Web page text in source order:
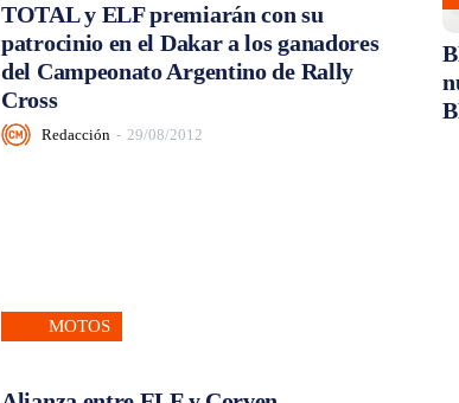
TOTAL y ELF premiarán con su
patrocinio en el Dakar a los ganadores
del Campeonato Argentino de Rally
Cross
Redacción - 29/08/2012
MOTOS